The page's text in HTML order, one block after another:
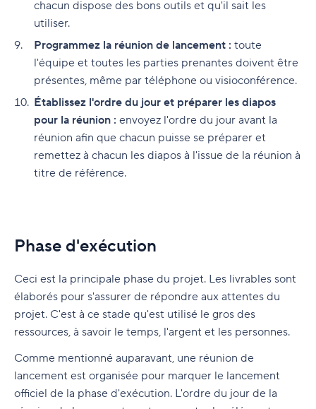
chacun dispose des bons outils et qu'il sait les
utiliser.
Programmez la réunion de lancement : toute
l'équipe et toutes les parties prenantes doivent être
présentes, même par téléphone ou visioconférence.
Établissez l'ordre du jour et préparer les diapos
pour la réunion : envoyez l'ordre du jour avant la
réunion afin que chacun puisse se préparer et
remettez à chacun les diapos à l'issue de la réunion à
titre de référence.
Phase d'exécution
Ceci est la principale phase du projet. Les livrables sont
élaborés pour s'assurer de répondre aux attentes du
projet. C'est à ce stade qu'est utilisé le gros des
ressources, à savoir le temps, l'argent et les personnes.
Comme mentionné auparavant, une réunion de
lancement est organisée pour marquer le lancement
officiel de la phase d'exécution. L'ordre du jour de la